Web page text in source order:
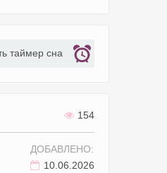
таймер сна
154
ДОБАВЛЕНО:
10.06.2026